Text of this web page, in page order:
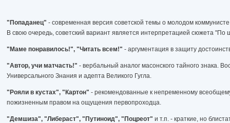
"Попаданец" - современная версия советской темы о молодом
В свою очередь, советский вариант является интерпретацией сюжета
"Маме понравилось!", "Читать всем!" - аргументация в защиту
"Автор, учи матчасть!" - вербальный аналог масонского тайного знака.
Универсального Знания и адепта Великого Гугла.
"Рояли в кустах", "Картон" - рекомендованные к непременному
пожизненным правом на ощущения первопроходца.
"Демшиза", "Либераст", "Путиноид", "Поцреот" и т.п. - краткие, но